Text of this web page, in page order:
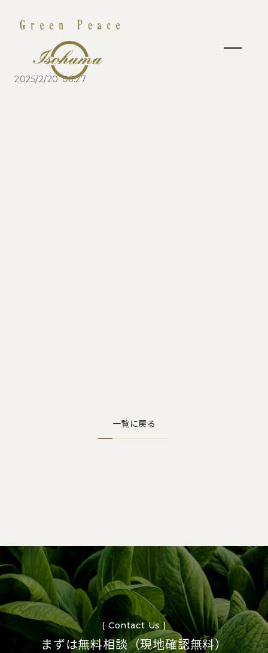
2025/2/20 06:27
一覧に戻る
( Contact Us )
まずは無料相談（現地確認無料）